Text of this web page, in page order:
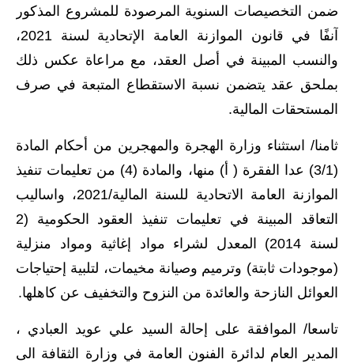
ضمن التخصيصات السنوية المرصودة للمشروع المذكور
آنفًا في قانون الموازنة العامة الإتحادية لسنة 2021،
والنسب المبينة في أصل العقد، مع مراعاة عكس ذلك
بملحق عقد يتضمن نسبة الاستقطاع المتبعة في صرف
المستحقات المالية.
ثامنا/ استثناء وزارة الهجرة والمهجرين من أحكام المادة
(3/1) عدا الفقرة ( أ) منها، والمادة (4) من تعليمات تنفيذ
الموازنة العامة الاتحادية للسنة المالية/2021، واساليب
التعاقد المبينة في تعليمات تنفيذ العقود الحكومية (2
لسنة 2014) المعدل لشراء مواد إغاثية ومواد منزلية
(موجودات ثابتة) وترميم وصيانة مخيمات، لتلبية إحتياجات
العوائل النازحة والعائدة من النزوح والتخفيف عن كاهلها.
تاسعا/ الموافقة على إحالة السيد علي عويد العبادي ،
المدير العام لدائرة الفنون العامة في وزارة الثقافة الى